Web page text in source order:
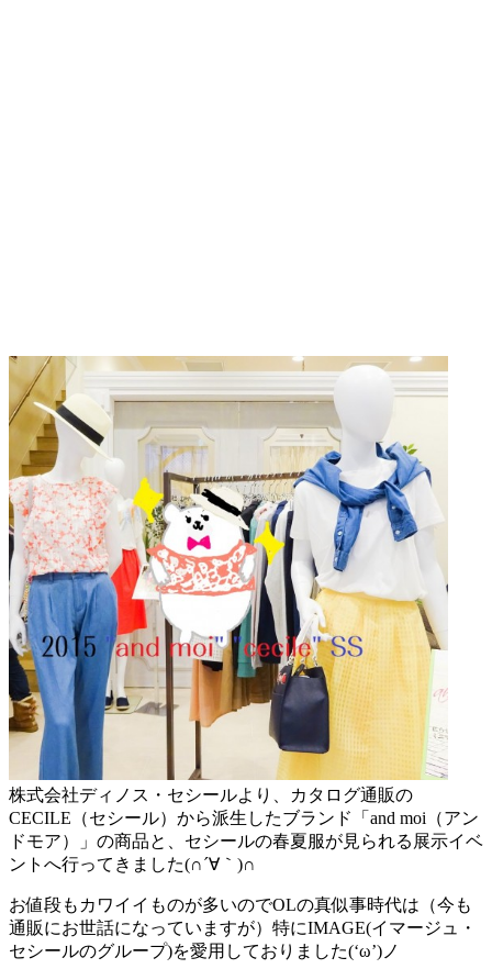
株式会社ディノス・セシールより、カタログ通販の
CECILE（セシール）から派生したブランド「and moi（アン
ドモア）」の商品と、セシールの春夏服が見られる展示イベ
ントへ行ってきました(∩´∀｀)∩
お値段もカワイイものが多いのでOLの真似事時代は（今も
通販にお世話になっていますが）特にIMAGE(イマージュ・
セシールのグループ)を愛用しておりました(‘ω’)ノ